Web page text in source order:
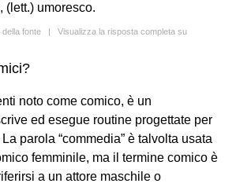
(lett.) umoresco.
fonte | Visualizza la risposta completa su
noto come comico, è un
ed esegue routine progettate per
parola “commedia” è talvolta usata
femminile, ma il termine comico è
a un attore maschile o